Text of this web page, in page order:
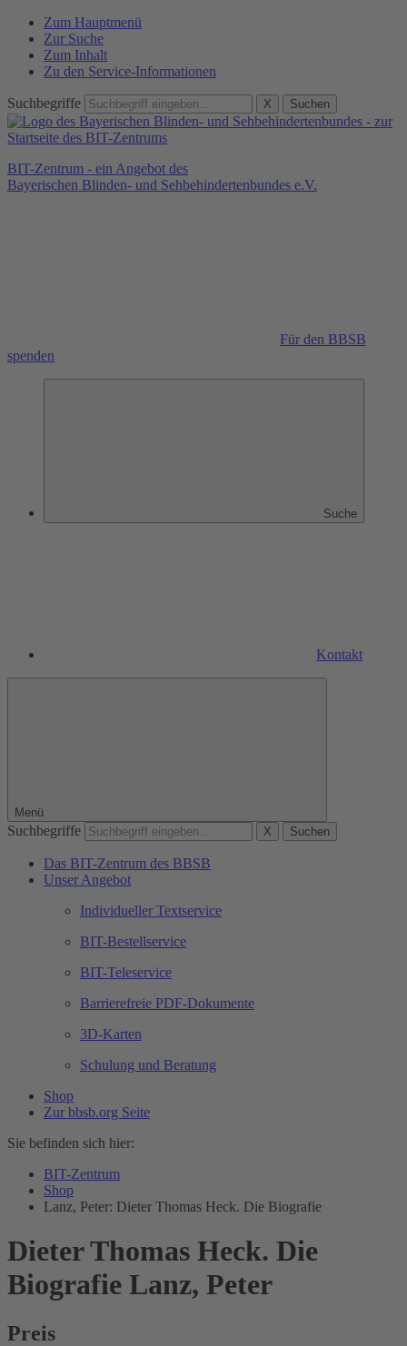
Zum Hauptmenü
Zur Suche
Zum Inhalt
Zu den Service-Informationen
Suchbegriffe X Suchen
BIT-Zentrum - ein Angebot des
Bayerischen Blinden- und Sehbehindertenbundes e.V.
Für den BBSB
spenden
Suche
Kontakt
Menü
Suchbegriffe X Suchen
Das BIT-Zentrum des BBSB
Unser Angebot
Individueller Textservice
BIT-Bestellservice
BIT-Teleservice
Barrierefreie PDF-Dokumente
3D-Karten
Schulung und Beratung
Shop
Zur bbsb.org Seite
Sie befinden sich hier:
BIT-Zentrum
Shop
Lanz, Peter: Dieter Thomas Heck. Die Biografie
Dieter Thomas Heck. Die
Biografie Lanz, Peter
Preis